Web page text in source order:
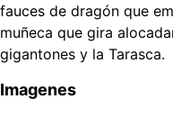
fauces de dragón que
muñeca que gira
gigantones y la Tarasca.
Imagenes